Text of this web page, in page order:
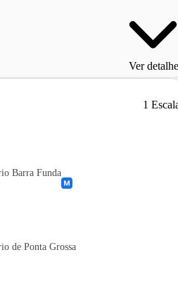
Ver
1
Barra Funda
de Ponta Grossa